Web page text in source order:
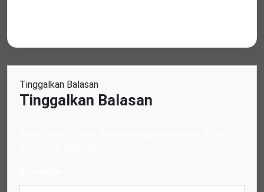
Tinggalkan Balasan
Tinggalkan Balasan